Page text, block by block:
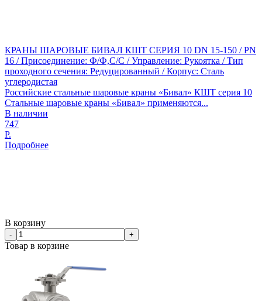
КРАНЫ ШАРОВЫЕ БИВАЛ КШТ СЕРИЯ 10 DN 15-150 / PN
16 / Присоединение: Ф/Ф,С/С / Управление: Рукоятка / Тип
проходного сечения: Редуцированный / Корпус: Сталь
углеродистая
Российские стальные шаровые краны «Бивал» КШТ серия 10
Стальные шаровые краны «Бивал» применяются...
В наличии
747
Р.
Подробнее
В корзину
- +
Товар в корзине